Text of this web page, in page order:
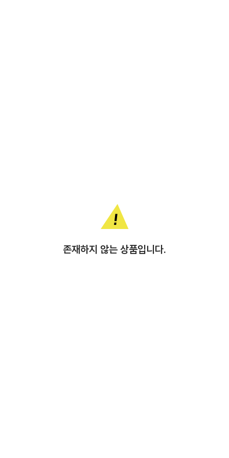
존재하지 않는 상품입니다.